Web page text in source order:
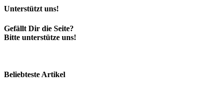
Unterstützt uns!
Gefällt Dir die Seite?
Bitte unterstütze uns!
Beliebteste Artikel